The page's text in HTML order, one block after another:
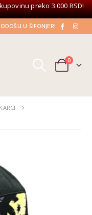
preko 3.000 RSD!
U ŠIFONJER!
0